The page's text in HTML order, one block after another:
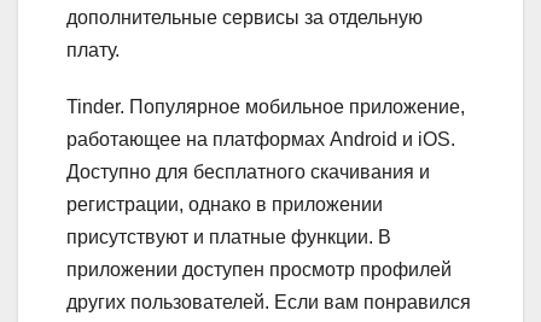
дополнительные сервисы за отдельную
плату.
Tinder. Популярное мобильное приложение,
работающее на платформах Android и iOS.
Доступно для бесплатного скачивания и
регистрации, однако в приложении
присутствуют и платные функции. В
приложении доступен просмотр профилей
других пользователей. Если вам понравился